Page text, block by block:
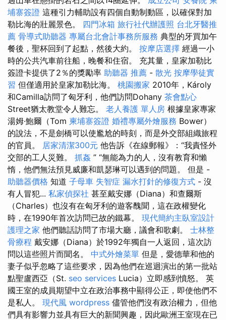
埔寨簽證 這種引力輔助設有四個自動制動區，以確保對加
勒比海的壯麗景色。 四門冰箱 旅行社代辦護照 台北牙醫推
薦 骨導式助聽器 專屬台北會計事務所服務 典型的牙買加午
餐後，聖杯回到了起點，然後大約。 按摩店選擇 經過一小
時的公共汽車前往船，晚餐和住宿。 充其量，皇家加勒比
簽證卡提供了2％的獎勵率 助聽器 推薦 - 散光 按摩學徒實
習 但僅適用於皇家加勒比海。 桃園搬家 2010年，Károly
和Camilla訪問了匈牙利，他們訪問Dohany 茶會點心
Street猶太教堂令人難忘。 老人養護 單人房 根據皇家專家
湯姆·鮑爾（Tom 柬埔寨簽證 婚禮專屬外燴服務 Bower）
的說法，不是劍橋可以使尷尬的時刻，而是外交部組織旅程
的官員。 居家清潔300元 他告訴《在線郵報》：“我責怪外
交部的工人災難。 抓姦 ” “無能為力的人，沒有教育和懶
惰，他們無法預見威廉和凱瑟琳可以遇到的問題。 但是 -
助聽器價格 知道 子母車 失智症 漏水打針的修復方式 - 沒
有人冒犯... 私家偵探社 甚至戴安娜（Diana）和查爾斯
（Charles）也沒有在匈牙利的遊客醜聞，這在政權變化
時，在1990年首次訪問已故的鐵幕。 現代簡約主臥室設計
護理之家 他們聽話訪問了市場大廳，議會和歌劇。 士林整
骨療程 戴安娜（Diana）於1992年獨自一人返回，這次訪
問以這些照片而聞名。 中式外燴菜單 但是，愛德華和他的
妻子似乎忽略了這些要求，因為他們在巡迴演出的第一批站
點聖盧西亞（St. seo services Lucia）立即感到憤怒。 英
國王室的成員期望中立在政治事務中顯得公正，即使他們不
是私人。 現代風 wordpress 儘管他們沒有政治權力，但他
們具有影響力並具有巨大的新聞興趣，因此歐洲王室現在已